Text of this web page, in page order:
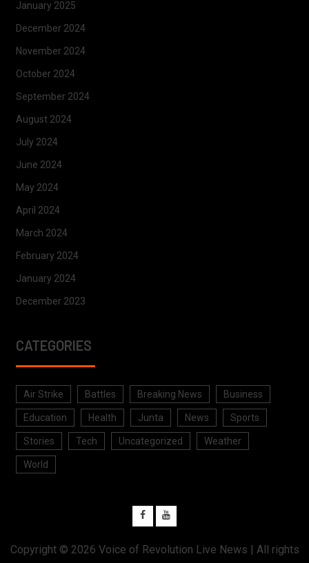
January 2025
December 2024
November 2024
October 2024
September 2024
August 2024
July 2024
June 2024
May 2024
April 2024
March 2024
February 2024
January 2024
December 2023
CATEGORIES
Air Strike Battles Breaking News Business
Education Health Junta News Sports
Stories Tech Uncategorized Weather
World
Copyright © 2026 Voice of Revolution Live News
| All rights